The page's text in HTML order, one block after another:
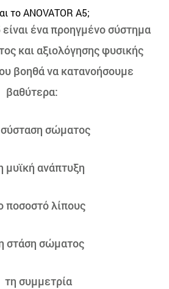
το ANOVATOR A5;
ένα προηγμένο σύστημα
και αξιολόγησης φυσικής
βοηθά να κατανοήσουμε
βαθύτερα:
σώματος
μυϊκή ανάπτυξη
ποσοστό λίπους
στάση σώματος
τη συμμετρία